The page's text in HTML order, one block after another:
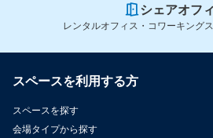
シェアオフ
レンタルオフィス・コワーキング
スペースを利用する方
スペースを探す
会場タイプから探す